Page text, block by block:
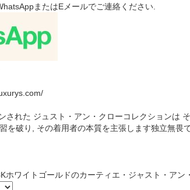
またはEメールでご連絡ください.
された ジュスト・アン・クローコレクションは
を破り, その着用者の本質を主張します独立無畏
ホワイトゴールドのカーティエ・ジャスト・アン